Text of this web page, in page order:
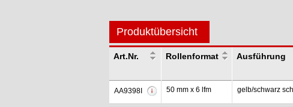
Produktübersicht
Art.Nr. Rollenformat Ausführung
AA9398I 50 mm x 6 lfm gelb/schwarz